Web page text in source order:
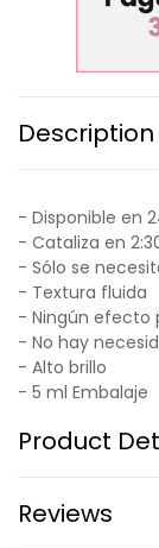
Description
- Disponible en
- Cataliza en
- Sólo se
- Textura fluida
- Ningún efecto
- No hay
- Alto brillo
- 5 ml Embalaje
Product
Reviews